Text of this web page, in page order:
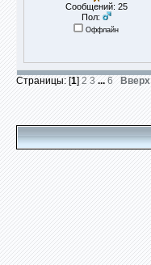
Сообщений: 25
Пол:
Оффлайн
Страницы: [1] 2 3 ... 6 Вверх